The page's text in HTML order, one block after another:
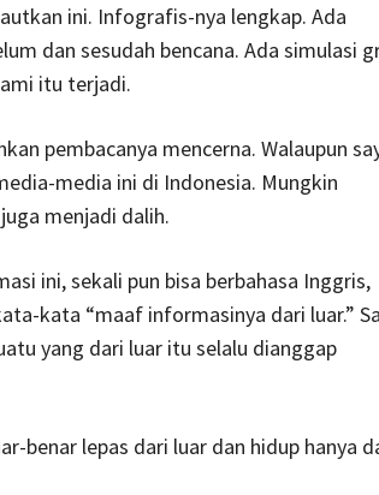
ini. Infografis-nya lengkap. Ada
dan sesudah bencana. Ada simulasi
itu terjadi.
pembacanya mencerna. Walaupun
media ini di Indonesia. Mungkin
menjadi dalih.
ini, sekali pun bisa berbahasa Inggris,
kata “maaf informasinya dari luar.”
yang dari luar itu selalu dianggap
benar lepas dari luar dan hidup hanya